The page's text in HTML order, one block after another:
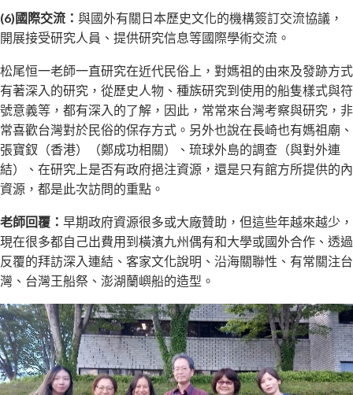
(6)國際交流： 與國外有關日本歷史文化的機構簽訂交流協議，
開展接受研究人員、提供研究信息等國際學術交流。
松尾恒一老師一直研究在近代民俗上，對媽祖的由來及發跡方式
有著深入的研究，從歷史人物、種族研究到使用的船隻樣式與符
號意義等，都有深入的了解，因此，常常來台灣考察與研究，非
常喜歡台灣對於民俗的保存方式。另外也說在長崎也有媽祖廟、
張寶釵（香港）（鄭成功相關）、琉球外島的調查（與對外連
結）、在研究上是否有政府挹注資源，還是只有館方所提供的內
資源，都是此次訪問的重點。
老師回覆： 早期政府資源很多或大廠贊助，但這些年越來越少，
現在很多都自己出費用到橫濱九州偶有和大學或國外合作、透過
反覆的拜訪深入連結、客家文化說明、沿海關聯性、有常關注台
灣、台灣王船祭、澎湖蘭嶼船的造型。